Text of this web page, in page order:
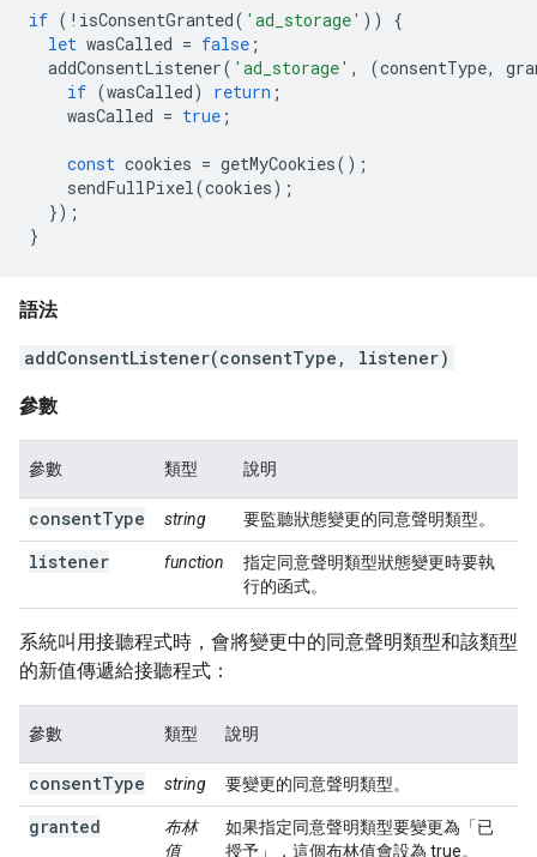
if ( ! isConsentGranted( 'ad_storage' ))
{
let wasCalled = false ;
addConsentListener( 'ad_storage' , (consentType,
if (wasCalled) return ;
wasCalled = true ;
const cookies = getMyCookies();
sendFullPixel(cookies);
});
}
語法
addConsentListener(consentType, listener)
參數
參數 類型 說明
consentType string 要監聽狀態變更的同意聲明類型。
listener function
指定同意聲明類型狀態變更時要執
行的函式。
系統叫用接聽程式時，會將變更中的同意聲明類型和該類型
的新值傳遞給接聽程式：
參數 類型 說明
consentType string 要變更的同意聲明類型。
granted
布林
值
如果指定同意聲明類型要變更為「已
授予」，這個布林值會設為 true。